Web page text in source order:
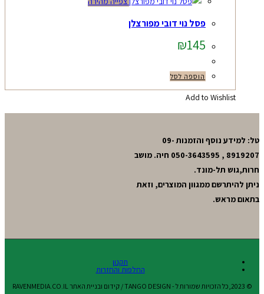
פסל נוי דובי מפורצלן
₪145
הוספה לסל
Add to Wishlist
טל: למידע נוסף והזמנות 09-
8919207 , 050-3643595 חיה. מושב
חרות,גוש תל-מונד.
ניתן להיתרשם ממגוון המוצרים, וזאת
בתאום מראש.
תקנון
החלפות והחזרות
© 2023,כל הזכויות שמורות ל - TANGO DESIGN / קידום ובניית האתר RAVENMEDIA.CO.IL